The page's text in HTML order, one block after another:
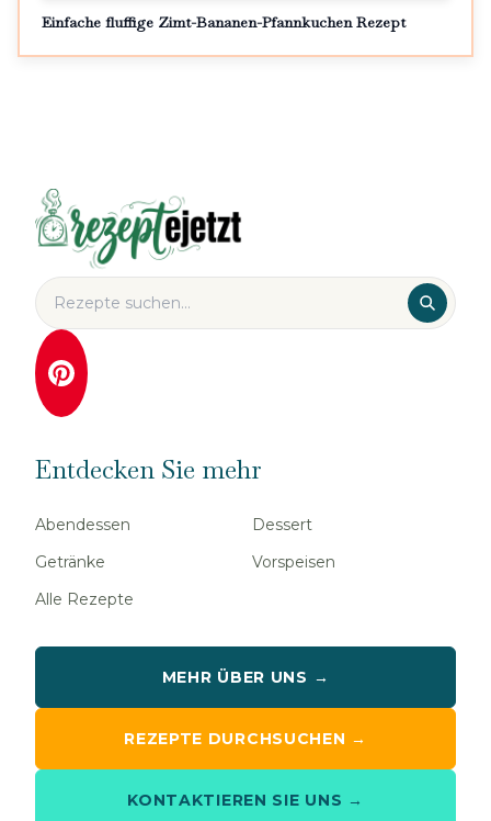
Einfache fluffige Zimt-Bananen-Pfannkuchen Rezept
Entdecken Sie mehr
Abendessen
Dessert
Getränke
Vorspeisen
Alle Rezepte
MEHR ÜBER UNS →
REZEPTE DURCHSUCHEN →
KONTAKTIEREN SIE UNS →